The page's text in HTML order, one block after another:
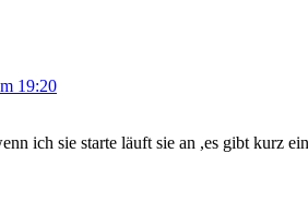
19:20
ich sie starte läuft sie an ,es gibt kurz